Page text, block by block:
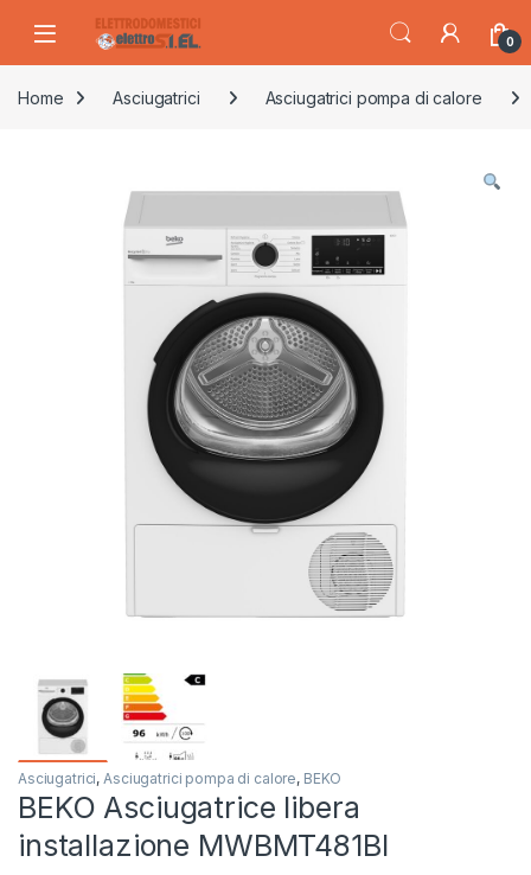
0
Home Asciugatrici Asciugatrici pompa di calore
Asciugatrici,Asciugatrici pompa di calore, BEKO
BEKO Asciugatrice libera
installazione MWBMT481BI